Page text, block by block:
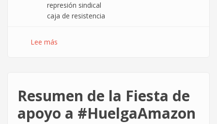
represión sindical
caja de resistencia
Lee más
denuncia!
Resumen de la Fiesta de
apoyo a #HuelgaAmazon